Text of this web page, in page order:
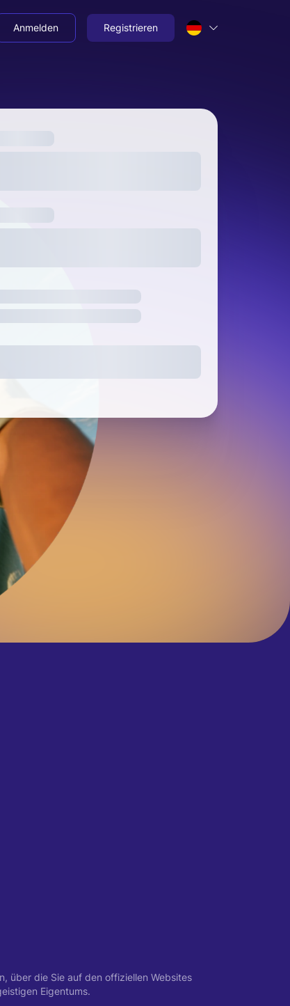
Anmelden Registrieren
über die Sie auf den offiziellen Websites
Eigentums.